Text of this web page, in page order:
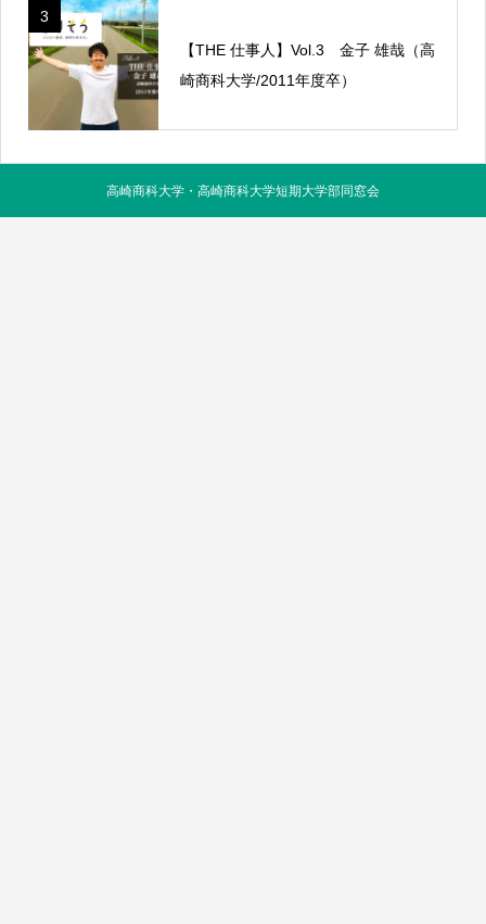
3
【THE 仕事人】Vol.3 金子 雄哉（高
崎商科大学/2011年度卒）
高崎商科大学・高崎商科大学短期大学部同窓会